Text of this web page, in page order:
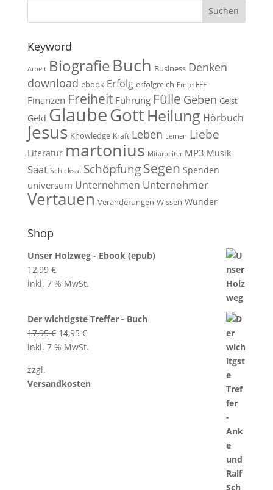
Keyword
Arbeit BiografieBuch Business Denken
download ebook Erfolg erfolgreich Ernte FFF
Finanzen Freiheit Führung Fülle Geben Geist
Geld GlaubeGottHeilung Hörbuch
Jesus Knowledge Kraft Leben Lernen Liebe
Literatur martonius Mitarbeiter MP3 Musik
Saat Schicksal Schöpfung Segen Spenden
universum Unternehmen Unternehmer
Vertauen Veränderungen Wissen Wunder
Shop
Unser Holzweg - Ebook (epub)
12,99 €
inkl. 7 % MwSt.
Der wichtigste Treffer - Buch
17,95€ Ursprünglicher
Preis
14,95 €Aktueller
Preis
inkl. 7 % MwSt.
zzgl.
Versandkosten